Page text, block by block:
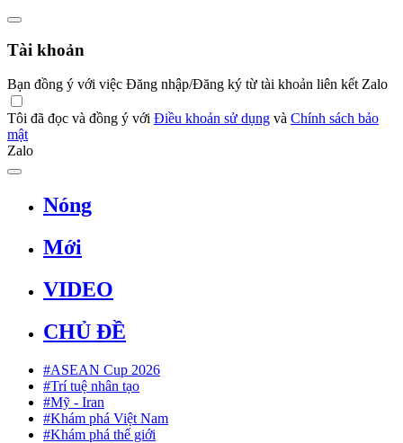
Tài khoản
Bạn đồng ý với việc Đăng nhập/Đăng ký từ tài khoản liên kết Zalo
Tôi đã đọc và đồng ý với Điều khoản sử dụng và Chính sách bảo
mật
Zalo
Nóng
Mới
VIDEO
CHỦ ĐỀ
#ASEAN Cup 2026
#Trí tuệ nhân tạo
#Mỹ - Iran
#Khám phá Việt Nam
#Khám phá thế giới